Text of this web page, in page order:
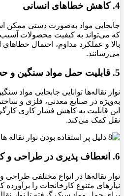
4. کاهش خطاهای انسانی
جابجایی مواد به‌صورت دستی ممکن
که می‌تواند به کیفیت محصولات آسیب
بالا و عملکرد مداوم، احتمال خطاهای
می‌رسانند.
5. قابلیت حمل مواد سنگین و حجیم
نوار نقاله‌ها توانایی جابجایی مواد
به‌ویژه در صنایع معدنی، فلزی و
این قابلیت به کاهش فشار کاری
نقل کمک می‌کند.
6. انعطاف‌ پذیری در طراحی و کاربرد
نوار نقاله‌ها در انواع مختلفی طراحی
نیازهای متنوع کارخانجات را برآورده